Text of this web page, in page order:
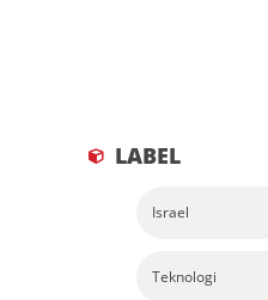
LABEL
Israel
Teknologi